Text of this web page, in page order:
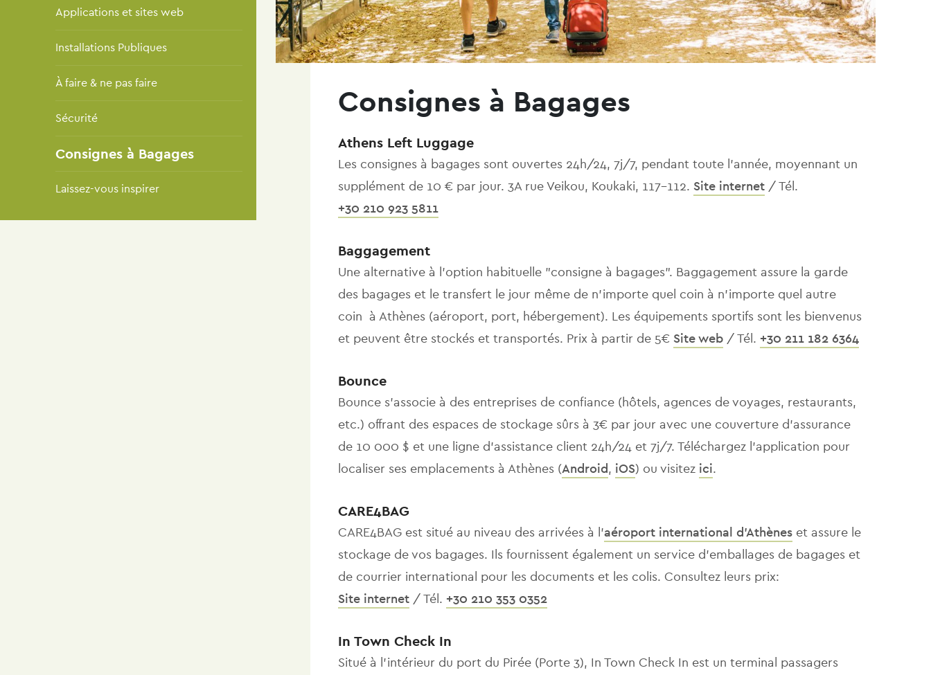
Applications et sites web
Installations Publiques
À faire & ne pas faire
Sécurité
Consignes à Bagages
Laissez-vous inspirer
Consignes à Bagages
Athens Left Luggage
Les consignes à bagages sont ouvertes 24h/24, 7j/7, pendant toute l’année, moyennant un
supplément de 10 € par jour. 3A rue Veikou, Koukaki, 117-112. Site internet/ Tél.
+30 210 923 5811
Baggagement
Une alternative à l'option habituelle "consigne à bagages". Baggagement assure la garde
des bagages et le transfert le jour même de n'importe quel coin à n'importe quel autre
coin à Athènes (aéroport, port, hébergement). Les équipements sportifs sont les bienvenus
et peuvent être stockés et transportés. Prix à partir de 5€ Site web/ Tél. +30 211 182 6364
Bounce
Bounce s'associe à des entreprises de confiance (hôtels, agences de voyages, restaurants,
etc.) offrant des espaces de stockage sûrs à 3€ par jour avec une couverture d'assurance
de 10 000 $ et une ligne d'assistance client 24h/24 et 7j/7. Téléchargez l'application pour
localiser ses emplacements à Athènes (Android, iOS) ou visitez ici.
CARE4BAG
CARE4BAG est situé au niveau des arrivées à l’aéroport international d’Athèneset assure le
stockage de vos bagages. Ils fournissent également un service d’emballages de bagages et
de courrier international pour les documents et les colis. Consultez leurs prix:
Site internet/ Tél. +30 210 353 0352
In Town Check In
Situé à l’intérieur du port du Pirée (Porte 3), In Town Check In est un terminal passagers